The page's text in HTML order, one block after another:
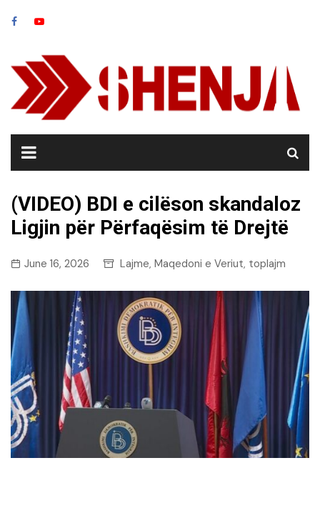
(VIDEO) BDI e cilëson skandaloz
Ligjin për Përfaqësim të Drejtë
June 16, 2026 Lajme, Maqedoni e Veriut, toplajm